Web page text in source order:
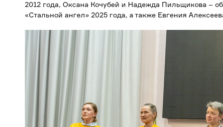
2012 года, Оксана Кочубей и Надежда Пильщикова –
«Стальной ангел» 2025 года, а также Евгения